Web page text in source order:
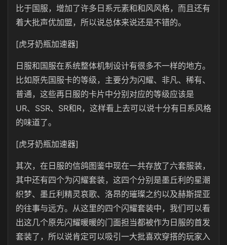
比于国服，增加了许多日系元素和和风风格，而且还有
着大批声优加盟，所以说总体来说还是不错的。
[虎牙奶瓶加速器]
日服和国服在系统整体机制设计有很多不一样的地方。
比如原先国服卡的等级，主要分为闪耀、非凡、稀有、
普通，这些再日服的卡片中分别对应的等级应该是
UR、SSR、SR和R，这样看上去可以说十分有日系风格
的味道了。
[虎牙奶瓶加速器]
其次，在日服的信鸽图鉴中现在一共存放了六套服装，
其中还有四个为闪耀套装，这四个分别是墨丘利的星潮
织梦、墨丘利精灵哀歌、洛昂的璀璨之约以及赫斯提亚
的往事与远方。从这里的四个闪耀套装中，我们可以看
出这几个原先闪耀暖暖的门面担当都被作为日服的首发
套装了，所以说肯定可以吸引一大批喜欢穿搭的玩家入